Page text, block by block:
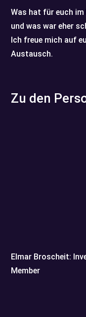
Was hat für euch
und was war eher
Ich freue mich auf
Austausch.
Zu den
Elmar Broscheit:
Member